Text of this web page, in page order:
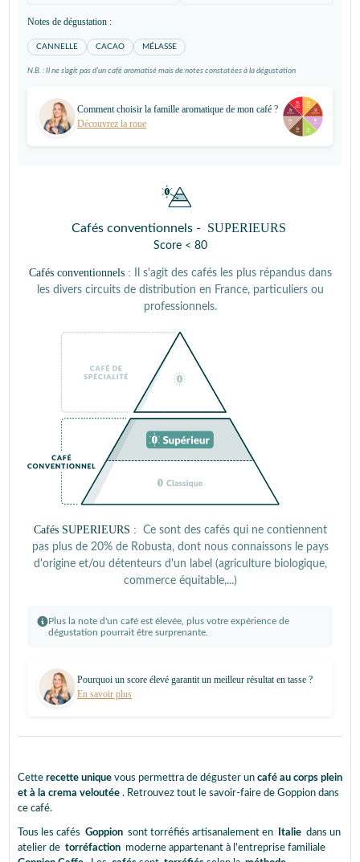
Notes de dégustation :
CANNELLE CACAO MÉLASSE
N.B. : Il ne s’agit pas d’un café aromatisé mais de notes constatées à la dégustation
Comment choisir la famille aromatique de mon café ?
Découvrez la roue
Cafés conventionnels - SUPERIEURS
Score < 80
Cafés conventionnels : Il s'agit des cafés les plus répandus dans
les divers circuits de distribution en France, particuliers ou
professionnels.
Cafés SUPERIEURS :
Ce sont des cafés qui ne contiennent
pas plus de 20% de Robusta, dont nous connaissons le pays
d'origine et/ou détenteurs d'un label (agriculture biologique,
commerce équitable,...)
Plus la note d'un café est élevée, plus votre expérience de
dégustation pourrait être surprenante.
Pourquoi un score élevé garantit un meilleur résultat en tasse ?
En savoir plus
Cette recette unique vous permettra de déguster un café au corps plein
et à la crema veloutée . Retrouvez tout le savoir-faire de Goppion dans
ce café.
Tous les cafés Goppion sont torréfiés artisanalement en Italie dans un
atelier de torréfaction moderne appartenant à l'entreprise familiale